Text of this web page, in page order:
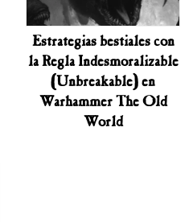
Estrategias bestiales con
la Regla Indesmoralizable
(Unbreakable) en
Warhammer The Old
World